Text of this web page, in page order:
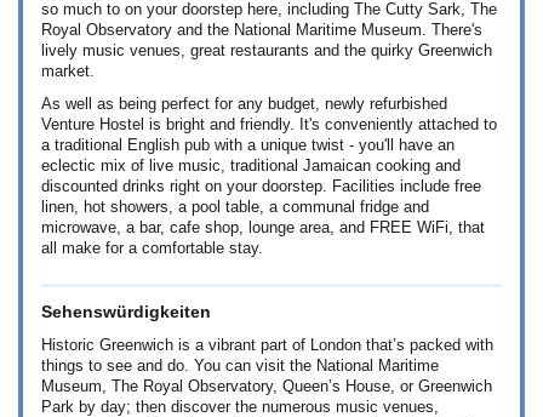
so much to on your doorstep here, including The Cutty Sark, The
Royal Observatory and the National Maritime Museum. There's
lively music venues, great restaurants and the quirky Greenwich
market.
As well as being perfect for any budget, newly refurbished
Venture Hostel is bright and friendly. It's conveniently attached to
a traditional English pub with a unique twist - you'll have an
eclectic mix of live music, traditional Jamaican cooking and
discounted drinks right on your doorstep. Facilities include free
linen, hot showers, a pool table, a communal fridge and
microwave, a bar, cafe shop, lounge area, and FREE WiFi, that
all make for a comfortable stay.
Sehenswürdigkeiten
Historic Greenwich is a vibrant part of London that’s packed with
things to see and do. You can visit the National Maritime
Museum, The Royal Observatory, Queen’s House, or Greenwich
Park by day; then discover the numerous music venues,